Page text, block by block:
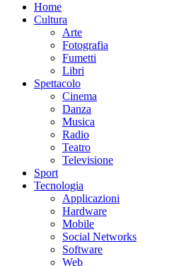
Home
Cultura
Arte
Fotografia
Fumetti
Libri
Spettacolo
Cinema
Danza
Musica
Radio
Teatro
Televisione
Sport
Tecnologia
Applicazioni
Hardware
Mobile
Social Networks
Software
Web